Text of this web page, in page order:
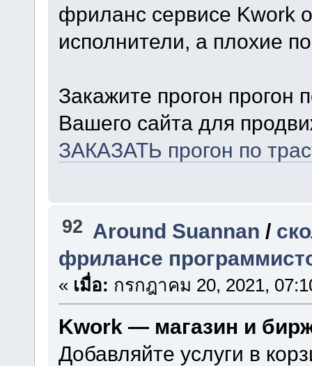
фриланс сервисе Kwork
исполнители, а плохие
Закажите прогон прогон
Вашего сайта для
ЗАКАЗАТЬ прогон по
92 Around Suannan /
фрилансе
« เมื่อ: กรกฎาคม 20, 2021,
Kwork — магазин и
Добавляйте услуги в